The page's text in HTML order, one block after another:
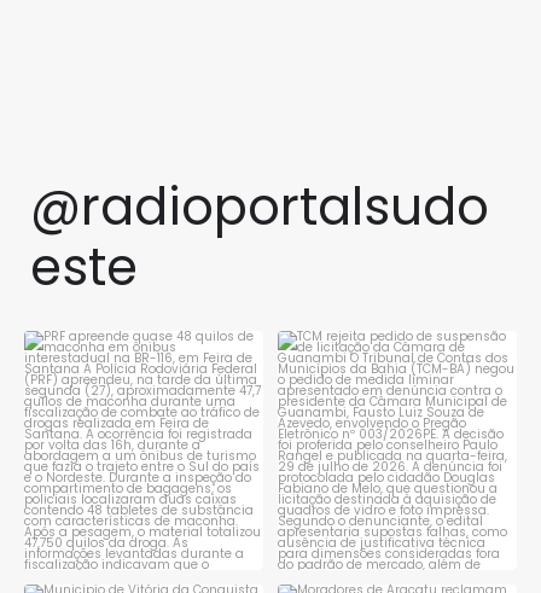
@radioportalsudo
este
PRF apreende quase 48 quilos
de maconha em ônibus...
1 0
TCM rejeita pedido de
suspensão de licitação da...
1 0